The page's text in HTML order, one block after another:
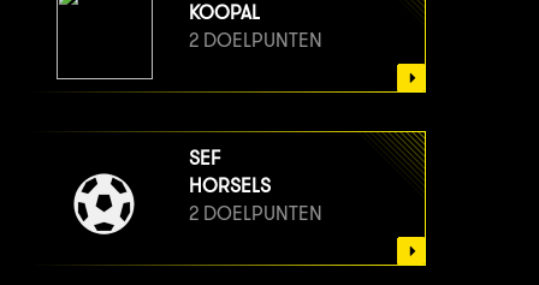
KOOPAL
2 DOELPUNTEN
SEF
HORSELS
2 DOELPUNTEN